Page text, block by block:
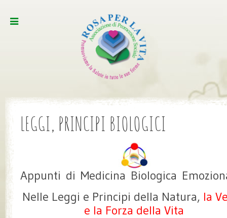
LEGGI, PRINCIPI BIOLOGICI
Appunti di Medicina Biologica
Nelle Leggi e Principi della Natura, la
e la Forza della Vita